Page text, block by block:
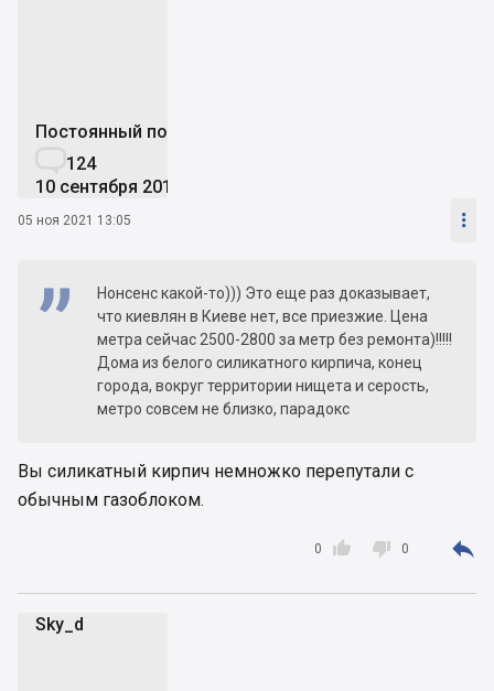
Постоянный пользователь
124
10 сентября 2015
05 ноя 2021 13:05 
Нонсенс какой-то))) Это еще раз доказывает,
что киевлян в Киеве нет, все приезжие. Цена
метра сейчас 2500-2800 за метр без ремонта)!!!!!
Дома из белого силикатного кирпича, конец
города, вокруг территории нищета и серость,
метро совсем не близко, парадокс
Вы силикатный кирпич немножко перепутали с
обычным газоблоком.

0  0 
Sky_d